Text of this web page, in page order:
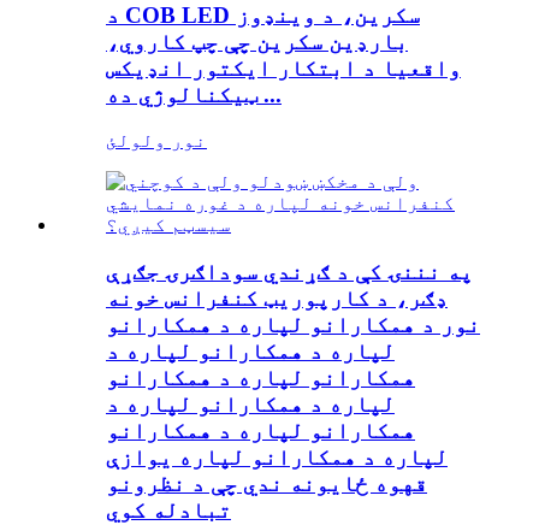
د COB LED سکرین، د وینډوز
بارډین سکرین چې چپ کاروي،
واقعیا د ابتکار ایکتور انډیکس
ټیکنالوژي ده ...
نور ولولئ
په نننۍ کې د ګړندي سوداګرۍ جګړې
ډګر، د کارپوریټ کنفرانس خونه
نور د همکارانو لپاره د همکارانو
لپاره د همکارانو لپاره د
همکارانو لپاره د همکارانو
لپاره د همکارانو لپاره د
همکارانو لپاره د همکارانو
لپاره د همکارانو لپاره یوازې
قهوه ځایونه ندي چې د نظرونو
تبادله کوي